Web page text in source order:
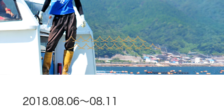
2018.08.06～08.11